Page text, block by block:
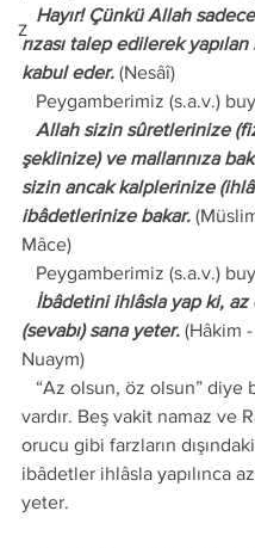
Z
rızası talep edilerek
kabul eder. (Nesâî)
Peygamberimiz (s.a.v.)
şeklinize) ve mallarınıza
sizin ancak kalplerinize
ibâdetlerinize bakar.
Mâce)
Peygamberimiz (s.a.v.)
(sevabı) sana yeter. (Hâkim
Nuaym)
vardır. Beş vakit namaz ve
orucu gibi farzların
ibâdetler ihlâsla yapılınca
yeter.